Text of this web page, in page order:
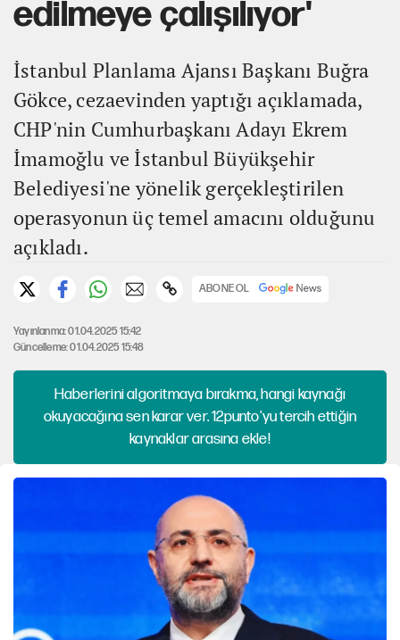
edilmeye çalışılıyor'
İstanbul Planlama Ajansı Başkanı Buğra
Gökce, cezaevinden yaptığı açıklamada,
CHP'nin Cumhurbaşkanı Adayı Ekrem
İmamoğlu ve İstanbul Büyükşehir
Belediyesi'ne yönelik gerçekleştirilen
operasyonun üç temel amacını olduğunu
açıkladı.
ABONE OL
Yayınlanma: 01.04.2025 15:42
Güncelleme: 01.04.2025 15:48
Haberlerini algoritmaya bırakma, hangi kaynağı
okuyacağına sen karar ver. 12punto'yu tercih ettiğin
kaynaklar arasına ekle!